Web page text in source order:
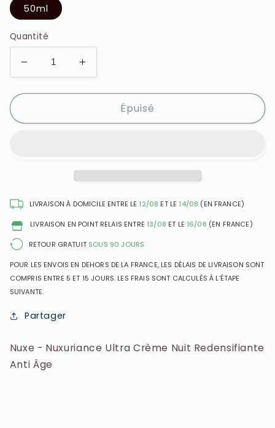
50ml
Quantité
Réduire
la
quantité
Nuxe
Redensifiante
Âge
Augmenter
la
quantité
Nuxe
Redensifiante
Âge
Épuisé
LIVRAISON À DOMICILE ENTRE LE 12/08 ET LE 14/08 (EN FRANCE)
LIVRAISON EN POINT RELAIS ENTRE 13/08 ET LE 16/08 (EN FRANCE)
RETOUR GRATUIT SOUS 90 JOURS
POUR LES ENVOIS EN DEHORS DE LA FRANCE, LES DÉLAIS DE LIVRAISON SONT
COMPRIS ENTRE 5 ET 15 JOURS. LES FRAIS SONT CALCULÉS À L’ÉTAPE
SUIVANTE.
Partager
Nuxe - Nuxuriance Ultra Crème Nuit Redensifiante
Anti Âge